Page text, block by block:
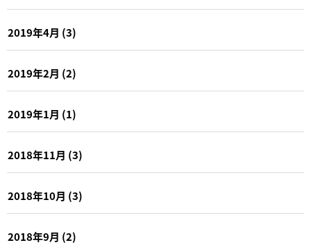
2019年4月 (3)
2019年2月 (2)
2019年1月 (1)
2018年11月 (3)
2018年10月 (3)
2018年9月 (2)